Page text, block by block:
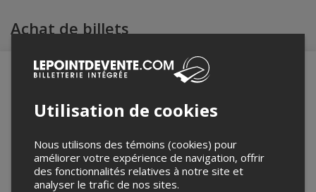
Achat de billets
Merci de confirmer que vous n'êtes pas un
robot ci-bas.
Utilisation de cookies
Nous utilisons des témoins (cookies) pour
améliorer votre expérience de navigation, offrir
des fonctionnalités relatives à notre site et
analyser le trafic de nos sites.